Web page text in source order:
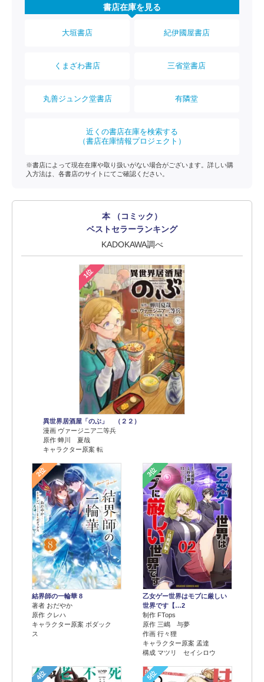
書店在庫を見る
大垣書店 紀伊國屋書店
くまざわ書店 三省堂書店
丸善ジュンク堂書店 有隣堂
近くの書店在庫を検索する
（書店在庫情報プロジェクト）
※書店によって現在在庫や取り扱いがない場合がございます。詳しい購
入方法は、各書店のサイトにてご確認ください。
本 （コミック）
ベストセラーランキング
KADOKAWA調べ
1位
異世界居酒屋「のぶ」 （２２）
漫画 ヴァージニア二等兵
原作 蝉川 夏哉
キャラクター原案 転
2位
結界師の一輪華 8
著者 おだやか
原作 クレハ
キャラクター原案 ボダック
ス
3位
乙女ゲー世界はモブに厳しい
世界です【…2
制作 FTops
原作 三嶋 与夢
作画 行々狸
キャラクター原案 孟達
構成 マツリ セイシロウ
4位 5位